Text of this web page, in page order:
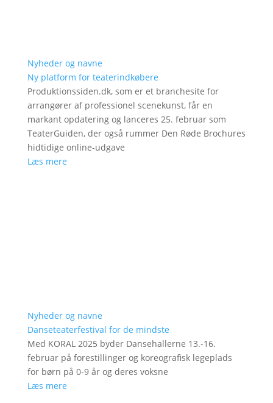
Nyheder og navne
Ny platform for teaterindkøbere
Produktionssiden.dk, som er et branchesite for
arrangører af professionel scenekunst, får en
markant opdatering og lanceres 25. februar som
TeaterGuiden, der også rummer Den Røde Brochures
hidtidige online-udgave
Læs mere
Nyheder og navne
Danseteaterfestival for de mindste
Med KORAL 2025 byder Dansehallerne 13.-16.
februar på forestillinger og koreografisk legeplads
for børn på 0-9 år og deres voksne
Læs mere